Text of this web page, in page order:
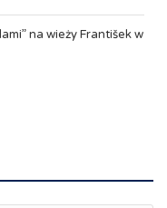
na wieży František w